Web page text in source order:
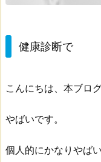
健康診断で
こんにちは、本ブロ
やばいです。
個人的にかなりやば